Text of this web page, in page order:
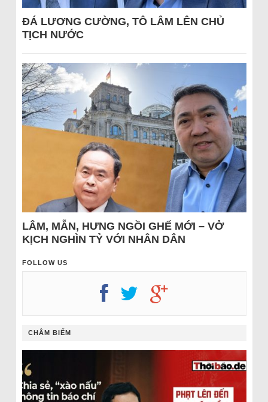
ĐÁ LƯƠNG CƯỜNG, TÔ LÂM LÊN CHỦ
TỊCH NƯỚC
LÂM, MẪN, HƯNG NGỒI GHẾ MỚI – VỞ
KỊCH NGHÌN TỶ VỚI NHÂN DÂN
FOLLOW US
CHÂM BIẾM